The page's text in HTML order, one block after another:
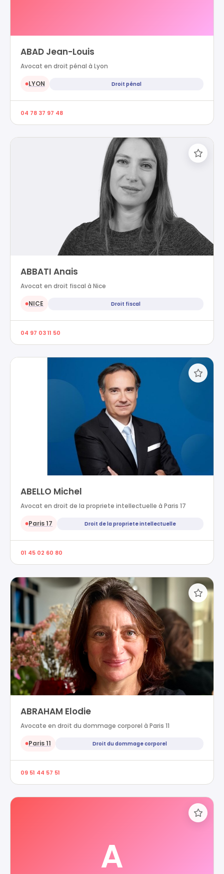
ABAD Jean-Louis
Avocat en droit pénal à Lyon
●LYON Droit pénal
04 78 37 97 48
ABBATI Anais
Avocat en droit fiscal à Nice
●NICE Droit fiscal
04 97 03 11 50
ABELLO Michel
Avocat en droit de la propriete intellectuelle à Paris 17
●Paris 17 Droit de la propriete intellectuelle
01 45 02 60 80
ABRAHAM Elodie
Avocate en droit du dommage corporel à Paris 11
●Paris 11 Droit du dommage corporel
09 51 44 57 51
A